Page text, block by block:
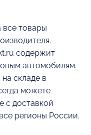
все товары
содержит
автомобилям.
складе в
можете
с доставкой
регионы России.